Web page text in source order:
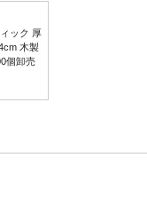
ック 厚
木製
個卸売